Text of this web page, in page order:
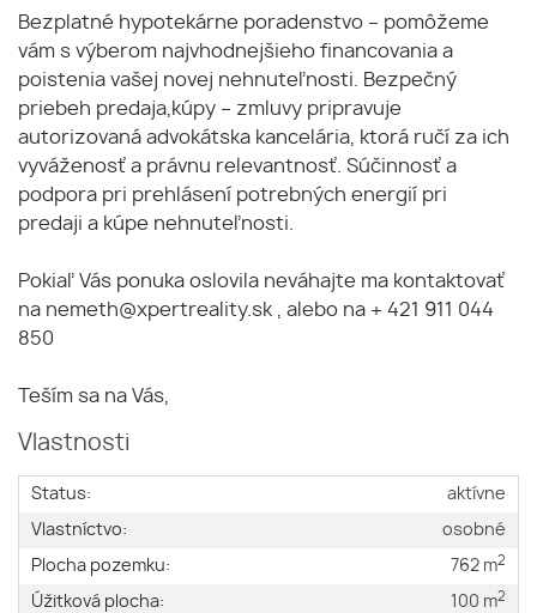
Bezplatné hypotekárne poradenstvo – pomôžeme
vám s výberom najvhodnejšieho financovania a
poistenia vašej novej nehnuteľnosti. Bezpečný
priebeh predaja,kúpy – zmluvy pripravuje
autorizovaná advokátska kancelária, ktorá ručí za ich
vyváženosť a právnu relevantnosť. Súčinnosť a
podpora pri prehlásení potrebných energií pri
predaji a kúpe nehnuteľnosti.
Pokiaľ Vás ponuka oslovila neváhajte ma kontaktovať
na nemeth@xpertreality.sk , alebo na + 421 911 044
850
Teším sa na Vás,
Vlastnosti
Status:
aktívne
Vlastníctvo:
osobné
Plocha pozemku:
762 m2
Úžitková plocha: 100 m2